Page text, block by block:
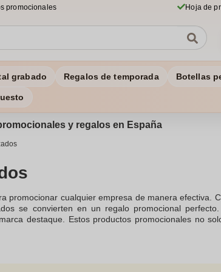
promocionales Hoja de
grabado Regalos de temporada Botellas
y regalos en España
promocionar cualquier empresa de manera efectiva.
se convierten en un regalo promocional
destaque. Estos productos promocionales no
regalos corporativos, estos menta sin azúcar
estar seguro de que estos artículos